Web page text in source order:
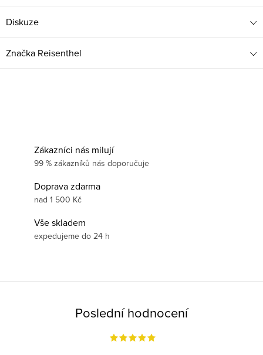
Diskuze
Značka Reisenthel
Zákazníci nás milují
99 % zákazníků nás doporučuje
Doprava zdarma
nad 1 500 Kč
Vše skladem
expedujeme do 24 h
Poslední hodnocení